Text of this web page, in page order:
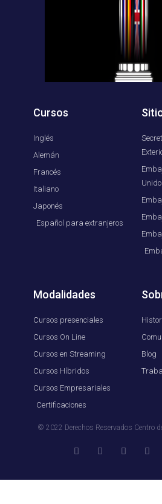
Cursos
Inglés
Alemán
Francés
Italiano
Japonés
Español para extranjeros
Modalidades
Cursos presenciales
Cursos On Line
Cursos en Streaming
Cursos Híbridos
Cursos Empresariales
Certificaciones
Blog
© 2022 Derechos Reservados Centro